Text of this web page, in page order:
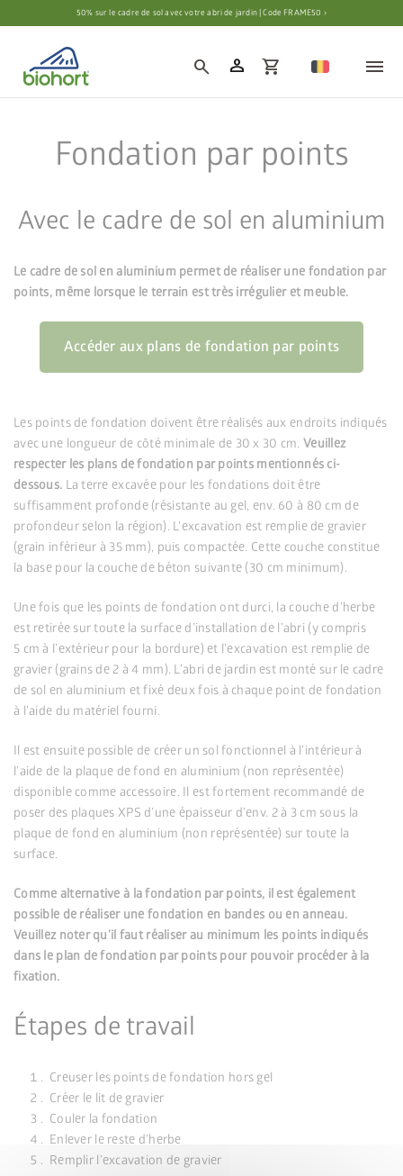
Paramètres des cookies50% sur le cadre de sol avec votre abri de jardin | Code FRAME50 ›
search person shopping_cart
Fondation par points
Avec le cadre de sol en aluminium
Le cadre de sol en aluminium permet de réaliser une fondation par
points, même lorsque le terrain est très irrégulier et meuble.
Accéder aux plans de fondation par points
Les points de fondation doivent être réalisés aux endroits indiqués
avec une longueur de côté minimale de 30 x 30 cm. Veuillez
respecter les plans de fondation par points mentionnés ci-
dessous. La terre excavée pour les fondations doit être
suffisamment profonde (résistante au gel, env. 60 à 80 cm de
profondeur selon la région). L’excavation est remplie de gravier
(grain inférieur à 35 mm), puis compactée. Cette couche constitue
la base pour la couche de béton suivante (30 cm minimum).
Une fois que les points de fondation ont durci, la couche d’herbe
est retirée sur toute la surface d’installation de l’abri (y compris
5 cm à l’extérieur pour la bordure) et l’excavation est remplie de
gravier (grains de 2 à 4 mm). L’abri de jardin est monté sur le cadre
de sol en aluminium et fixé deux fois à chaque point de fondation
à l’aide du matériel fourni.
Il est ensuite possible de créer un sol fonctionnel à l’intérieur à
l’aide de la plaque de fond en aluminium (non représentée)
disponible comme accessoire. Il est fortement recommandé de
poser des plaques XPS d’une épaisseur d’env. 2 à 3 cm sous la
plaque de fond en aluminium (non représentée) sur toute la
surface.
Comme alternative à la fondation par points, il est également
possible de réaliser une fondation en bandes ou en anneau.
Veuillez noter qu’il faut réaliser au minimum les points indiqués
dans le plan de fondation par points pour pouvoir procéder à la
fixation.
Étapes de travail
Creuser les points de fondation hors gel
Créer le lit de gravier
Couler la fondation
Enlever le reste d’herbe
Remplir l’excavation de gravier